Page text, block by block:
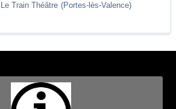
Le Train Théâtre (Portes-lès-Valence)